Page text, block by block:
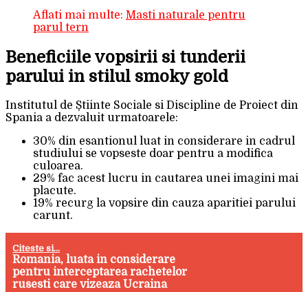
Aflati mai multe: Masti naturale pentru
parul tern
Beneficiile vopsirii si tunderii
parului in stilul smoky gold
Institutul de Știinte Sociale si Discipline de Proiect din
Spania a dezvaluit urmatoarele:
30% din esantionul luat in considerare in cadrul
studiului se vopseste doar pentru a modifica
culoarea.
29% fac acest lucru in cautarea unei imagini mai
placute.
19% recurg la vopsire din cauza aparitiei parului
carunt.
Citeste si...
Romania, luata in considerare
pentru interceptarea rachetelor
rusesti care vizeaza Ucraina